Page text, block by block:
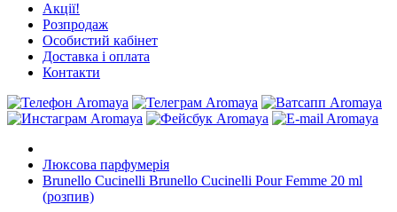
Акції!
Розпродаж
Особистий кабінет
Доставка і оплата
Контакти
Люксова парфумерія
Brunello Cucinelli Brunello Cucinelli Pour Femme 20 ml
(розпив)